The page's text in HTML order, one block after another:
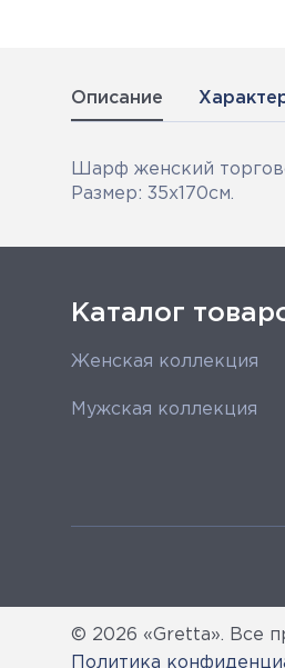
Описание
Шарф женский
Размер: 35х170см.
Каталог
Женская коллекция
Мужская коллекция
© 2026 «Gretta». Все
Политика